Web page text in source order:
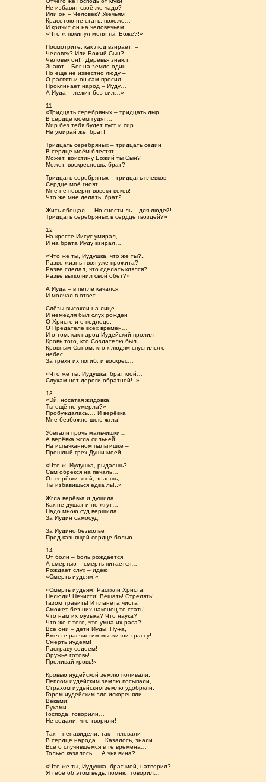
Не избавит своё же чадо?
Или он – Человек? Увечьям
Красотою не стать, похоже…
И кричит он на человечьем:
«Что ж покинул меня ты, Боже?!»
Посмотрите, как люд взирает! –
Человек? Или Божий Сын?..
Человек он!!! Деревья знают,
Знают – Бог на земле один.
Но ещё не известно люду –
О распятьи он сам просил!
Проклинает народ – Иуду…
А Иуда – лежит без сил…»
11
«Тридцать серебряных – тридцать дыр
В сердце моём гудят…
Мир без тебя будет пуст и сир…
Не умирай же, брат!
Тридцать серебряных – тридцать седин
В сердце моём блестят…
Может, воистину Божий ты Сын?
Может, воскреснешь, брат?
Тридцать серебряных – тридцать плевков
Сердце моё гноят…
Мне не поверят вовеки веков!
Что же мне делать, брат?
Жить обещал.… Но снести ль – для людей! –
Тридцать серебряных в сердце гвоздей?»
12
На кресте Иисус умирал,
И на брата Иуду взирал…
«Что же ты, Иудушка, что же ты?..
Разве жизнь твоя уже прожита?
Разве сделал, что сделать клялся?
Разве выполнил свой обет?»
А Иуда – в петле качался,
И молчал в ответ…
Слёзы высохли на лице…
И немедля был слух рождён
О Христе и о подлеце,
О Предателе всех времён…
И о том, как народ Иудейский пролил
Кровь того, кто Создателю был
Кровным Сыном, кто к людям спустился с
небес,
За грехи их погиб, и воскрес…
«Что же ты, Иудушка, брат мой…
Слухам нет дороги обратной!..»
13
«Эй, носатая жидовка!
Ты ещё не умерла?»
Пробуждалась.… И верёвка
Мне безбожно шею жгла!
Убегали прочь мальчишки…
А верёвка жгла сильней!
На испачканном пальтишке –
Прошлый грех Души моей…
«Что ж, Иудушка, рыдаешь?
Сам обрёкся на печаль…
От верёвки этой, знаешь,
Ты избавишься едва ль!..»
Жгла верёвка и душила,
Как не душат и не жгут…
Надо мною суд вершила
За Иудин самосуд,
За Иудино безволье
Пред казнящей сердце болью…
14
От боли – боль рождается,
А смертью – смерть питается…
Рождает слух – идею:
«Смерть иудеям!»
«Смерть иудеям! Распяли Христа!
Нелюди! Нечисти! Вешать! Стрелять!
Газом травить! И планета чиста
Сможет без них наконец-то стать!
Что нам их музыка? Что наука?
Что же с того, что умна их раса?
Все они – дети Иуды! Ну-ка,
Вместе расчистим мы жизни трассу!
Смерть иудеям!
Расправу содеем!
Оружье готовь!
Проливай кровь!»
Кровью иудейской землю поливали,
Пеплом иудейским землю посыпали,
Страхом иудейским землю удобряли,
Горем иудейским зло искореняли…
Веками!
Руками
Господа, говорили…
Не ведали, что творили!
Так – ненавидели, так – плевали
В сердце народа.… Казалось, знали
Всё о случившемся в те времена…
Только казалось…. А чья вина?
«Что же ты, Иудушка, брат мой, натворил?
Я тебе об этом ведь, помню, говорил…